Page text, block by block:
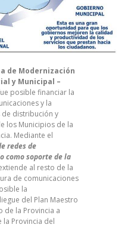
de Modernización
y Municipal –
posible financiar la
y la
de distribución y
los Municipios de la
Mediante el
redes de
como soporte de la
al resto de la
de comunicaciones
la
del Plan Maestro
de la Provincia a
Provincia del